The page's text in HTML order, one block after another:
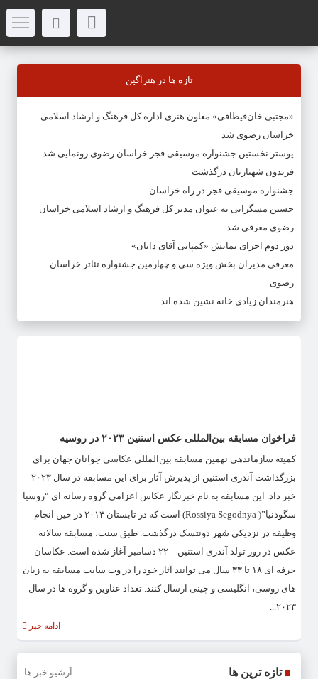
تازه ها در هنرآگین
«مجتبی خان‌قیطاقی» معاون هنری اداره کل فرهنگ و ارشاد اسلامی
خراسان رضوی شد
پوستر نخستین جشنواره موسیقی فجر خراسان رضوی رونمایی شد
فریدون شهبازیان درگذشت
جشنواره موسیقی فجر در راه خراسان
حسین مسگرانی به عنوان مدیر کل فرهنگ و ارشاد اسلامی خراسان
رضوی معرفی شد
دور دوم اجرای نمایش «کمپانی آقای داتان»
معرفی مدیران بخش ویژه سی و چهارمین جشنواره تئاتر خراسان
رضوی
هنرمندان زیادی خانه نشین شده اند
فراخوان مسابقه بین‌المللی عکس استنین ۲۰۲۳ در روسیه
کمیته سازماندهی نهمین مسابقه بین‌المللی عکاسی جوانان جهان برای
بزرگداشت آندری استنین از پذیرش آثار برای این مسابقه در سال ۲۰۲۳
خبر داد. این مسابقه به نام خبرنگار عکاس اعزامی گروه رسانه ای “روسیا
سگودنیا”( Rossiya Segodnya) است که در تابستان ۲۰۱۴ در حین انجام
وظیفه در نزدیکی شهر دونتسک درگذشت. طبق سنت، مسابقه سالانه
عکس در روز تولد آندری استنین – ۲۲ دسامبر آغاز شده است. عکاسان
حرفه ای ۱۸ تا ۳۳ سال می توانند آثار خود را در وب سایت مسابقه به زبان
های روسی، انگلیسی و چینی ارسال کنند. تعداد عناوین و گروه ها در سال
۲۰۲۳...
ادامه خبر
تازه ترین ها آرشیو خبر ها